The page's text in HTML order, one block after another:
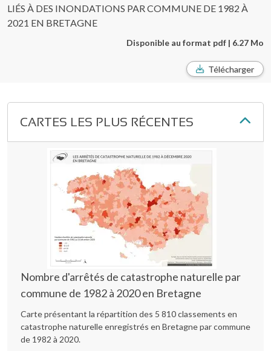
LIÉS À DES INONDATIONS PAR COMMUNE DE 1982 À
2021 EN BRETAGNE
Disponible au format pdf | 6.27 Mo
Télécharger
CARTES LES PLUS RÉCENTES
Nombre d'arrêtés de catastrophe naturelle par
commune de 1982 à 2020 en Bretagne
Carte présentant la répartition des 5 810 classements en
catastrophe naturelle enregistrés en Bretagne par commune
de 1982 à 2020.